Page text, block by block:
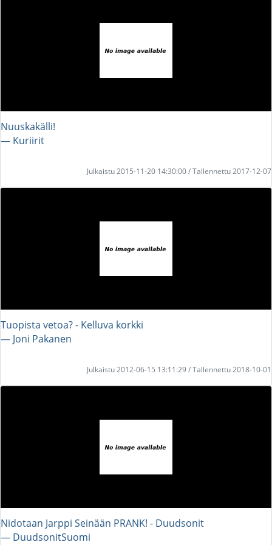
Nuuskakälli!
― Kuriirit
Julkaistu 2015-11-20 14:30:00 / Tallennettu 2017-12-07
Tuopista vetoa? - Kelluva korkki
― Joni Pakanen
Julkaistu 2012-06-15 13:11:29 / Tallennettu 2018-10-01
Nidotaan Jarppi Seinään PRANK! - Duudsonit
― DuudsonitSuomi